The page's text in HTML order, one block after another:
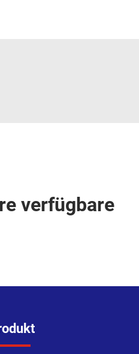
verfügbare